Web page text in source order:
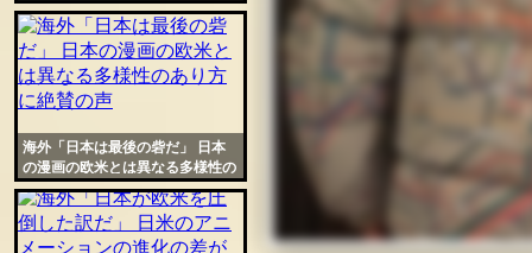
ンテリアを席巻する理由をCNN
が解説
海外「日本は最後の砦だ」 日本
の漫画の欧米とは異なる多様性の
あり方に絶賛の声